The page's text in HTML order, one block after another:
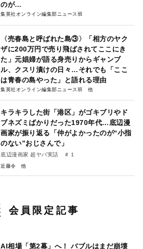
のが…
集英社オンライン編集部ニュース班
〈売春島と呼ばれた島③〉「相方のヤク
ザに200万円で売り飛ばされてここにき
た」元娼婦が語る身売りからギャンブ
ル、クスリ漬けの日々…それでも「ここ
は青春の島やった」と語れる理由
集英社オンライン編集部ニュース班
キラキラした街「港区」がゴキブリやド
ブネズミばかりだった1970年代…底辺漫
画家が振り返る「仲がよかったのが“小指
のない”おじさんで」
底辺漫画家 超ヤバ実話 ＃１
近藤令
会員限定記事
AI相場「第2幕」へ！ バブルはまだ崩壊